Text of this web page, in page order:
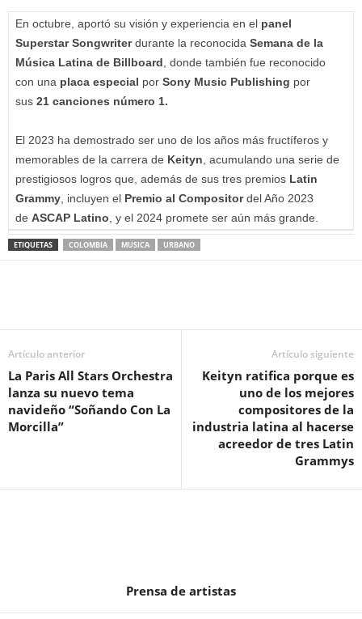
En octubre, aportó su visión y experiencia en el panel
Superstar Songwriterdurante la reconocida Semana de la
Música Latina de Billboard , donde también fue reconocido
con una placa especial por Sony Music Publishing por
sus 21 canciones número 1.
El 2023 ha demostrado ser uno de los años más fructíferos y
memorables de la carrera de Keityn , acumulando una serie de
prestigiosos logros que, además de sus tres premios Latin
Grammy , incluyen el Premio al Compositordel Año 2023
de ASCAP Latino , y el 2024 promete ser aún más grande.
ETIQUETAS COLOMBIA MUSICA URBANO
Artículo anterior
La Paris All Stars Orchestra
lanza su nuevo tema
navideño “Soñando Con La
Morcilla”
Artículo siguiente
Keityn ratifica porque es
uno de los mejores
compositores de la
industria latina al hacerse
acreedor de tres Latin
Grammys
Prensa de artistas